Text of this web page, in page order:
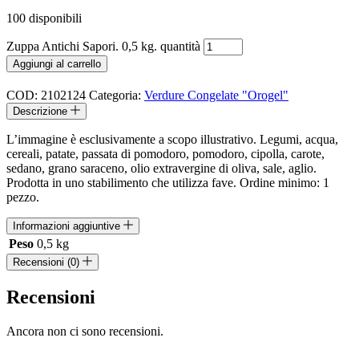
100 disponibili
Zuppa Antichi Sapori. 0,5 kg. quantità
Aggiungi al carrello
COD: 2102124 Categoria: Verdure Congelate "Orogel"
Descrizione
L’immagine è esclusivamente a scopo illustrativo. Legumi, acqua,
cereali, patate, passata di pomodoro, pomodoro, cipolla, carote,
sedano, grano saraceno, olio extravergine di oliva, sale, aglio.
Prodotta in uno stabilimento che utilizza fave. Ordine minimo: 1
pezzo.
Informazioni aggiuntive
Peso 0,5 kg
Recensioni (0)
Recensioni
Ancora non ci sono recensioni.